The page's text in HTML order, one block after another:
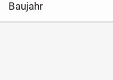
Baujahr